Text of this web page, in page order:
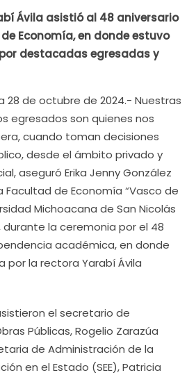
Ávila asistió al 48 aniversario
Economía, en donde estuvo
destacadas egresadas y
28 de octubre de 2024.- Nuestras
egresados son quienes nos
cuando toman decisiones
desde el ámbito privado y
aseguró Erika Jenny González
Facultad de Economía “Vasco de
Michoacana de San Nicolás
durante la ceremonia por el 48
académica, en donde
la rectora Yarabí Ávila
el secretario de
Públicas, Rogelio Zarazúa
de Administración de la
en el Estado (SEE), Patricia